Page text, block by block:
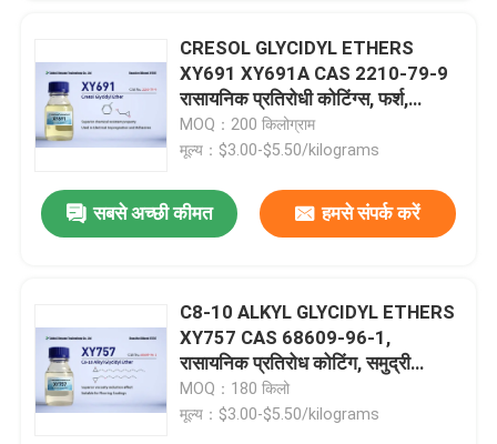
घर
उत्पादों
CRESOL GLYCIDYL ETHERS
XY691 XY691A CAS 2210-79-9
रासायनिक प्रतिरोधी कोटिंग्स, फर्श,
कंक्रीट सिविल इंजीनियरिंग चिपकने वाले,
सामान्य प्रयोजन चिपकने वाले, टूल्स, विशेष
MOQ：200 किलोग्राम
मूल्य：$3.00-$5.50/kilograms
सबसे अच्छी कीमत हमसे संपर्क करें
C8-10 ALKYL GLYCIDYL ETHERS
XY757 CAS 68609-96-1,
रासायनिक प्रतिरोध कोटिंग, समुद्री
कोटिंग, टूलिंग और कास्टिंग, सामान्य
प्रयोजन के चिपकने वाले, 100% ठोस
MOQ：180 किलो
मूल्य：$3.00-$5.50/kilograms